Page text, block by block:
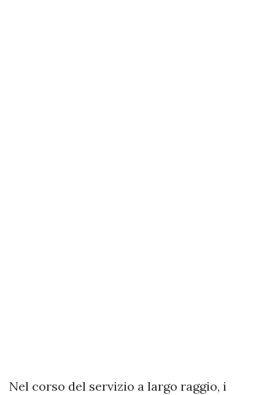
Nel corso del servizio a largo raggio, i